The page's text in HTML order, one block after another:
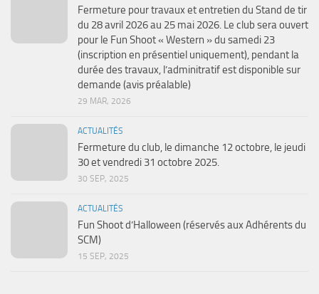
Fermeture pour travaux et entretien du Stand de tir
du 28 avril 2026 au 25 mai 2026. Le club sera ouvert
pour le Fun Shoot « Western » du samedi 23
(inscription en présentiel uniquement), pendant la
durée des travaux, l’adminitratif est disponible sur
demande (avis préalable)
29 MAR, 2026
ACTUALITÉS
Fermeture du club, le dimanche 12 octobre, le jeudi
30 et vendredi 31 octobre 2025.
30 SEP, 2025
ACTUALITÉS
Fun Shoot d’Halloween (réservés aux Adhérents du
SCM)
15 SEP, 2025